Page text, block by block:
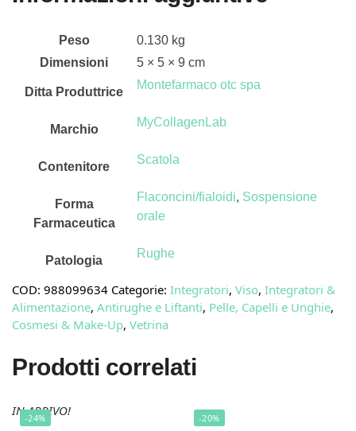
Peso
0.130 kg
Dimensioni
5 × 5 × 9 cm
Ditta Produttrice
Montefarmaco otc spa
Marchio
MyCollagenLab
Contenitore
Scatola
Forma
Farmaceutica
Flaconcini/fialoidi, Sospensione
orale
Patologia
Rughe
COD: 988099634 Categorie: Integratori, Viso, Integratori &
Alimentazione, Antirughe e Liftanti, Pelle, Capelli e Unghie,
Cosmesi & Make-Up, Vetrina
Prodotti correlati
-24%
IN ARRIVO! -20%